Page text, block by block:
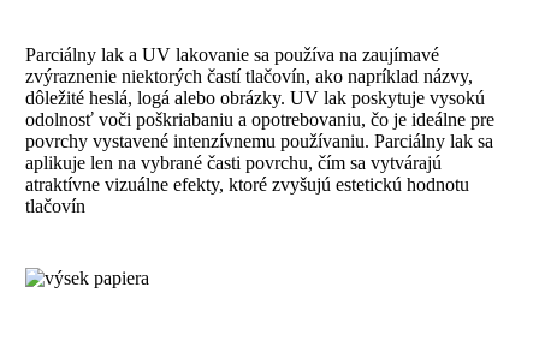
Parciálny lak a UV lakovanie sa používa na zaujímavé
zvýraznenie niektorých častí tlačovín, ako napríklad názvy,
dôležité heslá, logá alebo obrázky. UV lak poskytuje vysokú
odolnosť voči poškriabaniu a opotrebovaniu, čo je ideálne pre
povrchy vystavené intenzívnemu používaniu. Parciálny lak sa
aplikuje len na vybrané časti povrchu, čím sa vytvárajú
atraktívne vizuálne efekty, ktoré zvyšujú estetickú hodnotu
tlačovín